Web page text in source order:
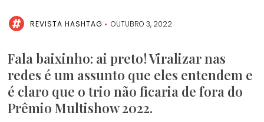
REVISTA HASHTAG OUTUBRO 3, 2022
Fala baixinho: ai preto! Viralizar nas
redes é um assunto que eles entendem e
é claro que o trio não ficaria de fora do
Prêmio Multishow 2022.